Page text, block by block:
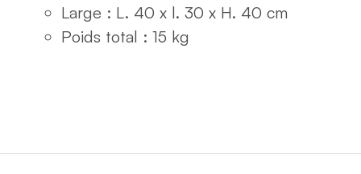
Large : L. 40 x l. 30 x H. 40 cm
Poids total : 15 kg